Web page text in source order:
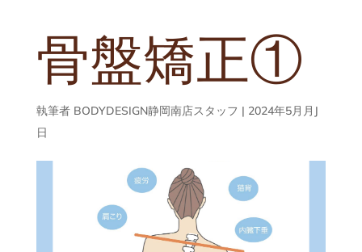
骨盤矯正①
執筆者 BODYDESIGN静岡南店スタッフ | 2024年5月月J
日